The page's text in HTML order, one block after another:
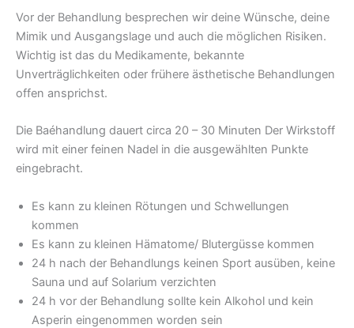
Vor der Behandlung besprechen wir deine Wünsche, deine
Mimik und Ausgangslage und auch die möglichen Risiken.
Wichtig ist das du Medikamente, bekannte
Unverträglichkeiten oder frühere ästhetische Behandlungen
offen ansprichst.
Die Baéhandlung dauert circa 20 – 30 Minuten Der Wirkstoff
wird mit einer feinen Nadel in die ausgewählten Punkte
eingebracht.
Es kann zu kleinen Rötungen und Schwellungen
kommen
Es kann zu kleinen Hämatome/ Blutergüsse kommen
24 h nach der Behandlungs keinen Sport ausüben, keine
Sauna und auf Solarium verzichten
24 h vor der Behandlung sollte kein Alkohol und kein
Asperin eingenommen worden sein